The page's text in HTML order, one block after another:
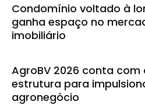
Condomínio voltado à
ganha espaço no
imobiliário
AgroBV 2026 conta com
estrutura para
agronegócio